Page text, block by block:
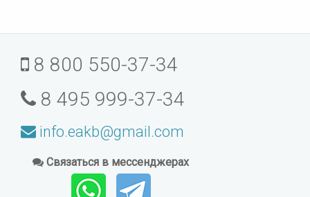
8 800 550-37-34
8 495 999-37-34
info.eakb@gmail.com
Связаться в мессенджерах